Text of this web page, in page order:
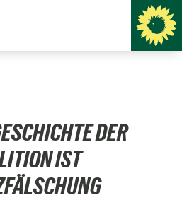
DER
IST